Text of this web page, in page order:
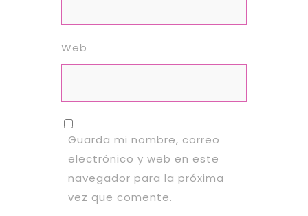
Web
Guarda mi nombre, correo
electrónico y web en este
navegador para la próxima
vez que comente.